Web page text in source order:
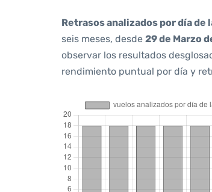
Retrasos analizados por día de
seis meses, desde 29 de Marzo
observar los resultados
rendimiento puntual por día y